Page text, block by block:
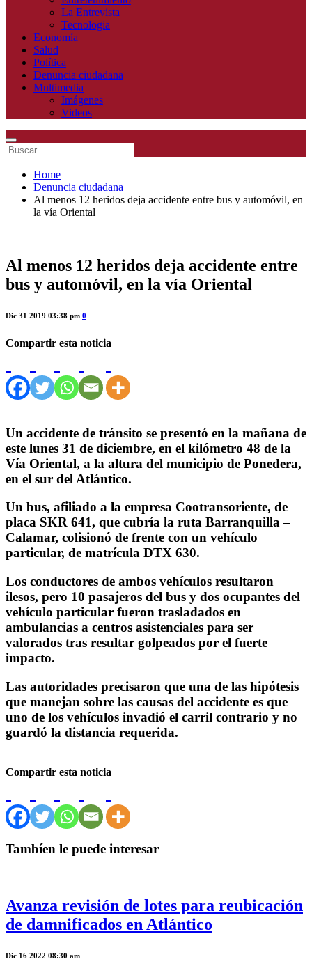
La Entrevista
Tecnologia
Economía
Salud
Política
Denuncia ciudadana
Multimedia
Imágenes
Videos
Home
Denuncia ciudadana
Al menos 12 heridos deja accidente entre bus y automóvil, en
la vía Oriental
Al menos 12 heridos deja accidente entre
bus y automóvil, en la vía Oriental
Dic 31 2019 03:38 pm 0
Compartir esta noticia
Un accidente de tránsito se presentó en la mañana de
este lunes 31 de diciembre, en el kilómetro 48 de la
Vía Oriental, a la altura del municipio de Ponedera,
en el sur del Atlántico.
Un bus, afiliado a la empresa Cootransoriente, de
placa SKR 641, que cubría la ruta Barranquilla –
Calamar, colisionó de frente con un vehículo
particular, de matrícula DTX 630.
Los conductores de ambos vehículos resultaron
ilesos, pero 10 pasajeros del bus y dos ocupantes del
vehículo particular fueron trasladados en
ambulancias a centros asistenciales para ser
valorados tras resultar golpeados por el fuerte
impacto.
Las autoridades precisaron que una de las hipótesis
que manejan sobre las causas del accidente es que
uno de los vehículos invadió el carril contrario y no
guardó la distancia requerida.
Compartir esta noticia
Tambíen le puede interesar
Avanza revisión de lotes para reubicación
de damnificados en Atlántico
Dic 16 2022 08:30 am